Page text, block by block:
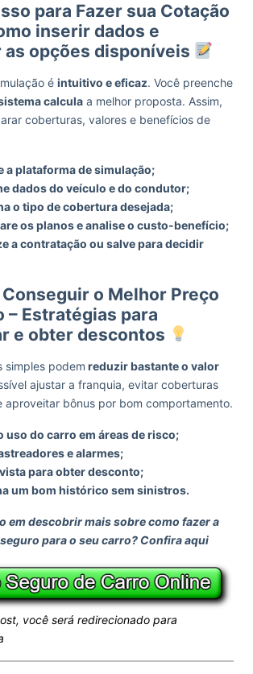
para Fazer sua Cotação
inserir dados e
opções disponíveis
é intuitivo e eficaz. Você preenche
calcula a melhor proposta. Assim,
coberturas, valores e benefícios de
a plataforma de simulação;
dados do veículo e do condutor;
o tipo de cobertura desejada;
os planos e analise o custo-benefício;
a contratação ou salve para decidir
o Melhor Preço
– Estratégias para
e obter descontos
simples podem reduzir bastante o valor
ajustar a franquia, evitar coberturas
aproveitar bônus por bom comportamento.
uso do carro em áreas de risco;
e alarmes;
para obter desconto;
um bom histórico sem sinistros.
em descobrir mais sobre como fazer a
para o seu carro? Confira aqui
você será redirecionado para